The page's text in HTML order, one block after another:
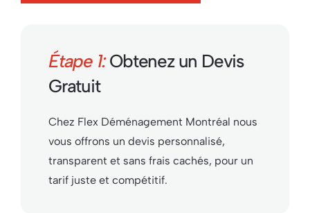
Étape 1:Obtenez un Devis
Gratuit
Chez Flex Déménagement Montréal nous
vous offrons un devis personnalisé,
transparent et sans frais cachés, pour un
tarif juste et compétitif.